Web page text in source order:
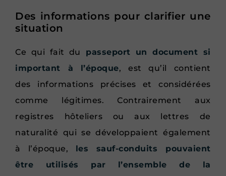
Des informations pour clarifier une
situation
Ce qui fait du passeport un document si
important à l’époque, est qu’il contient
des informations précises et considérées
comme légitimes. Contrairement aux
registres hôteliers ou aux lettres de
naturalité qui se développaient également
à l’époque, les sauf-conduits pouvaient
être utilisés par l’ensemble de la